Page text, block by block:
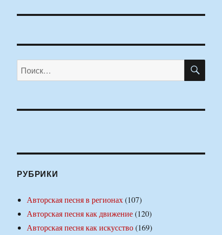
Искать:
РУБРИКИ
Авторская песня в регионах(107)
Авторская песня как движение(120)
Авторская песня как искусство(169)